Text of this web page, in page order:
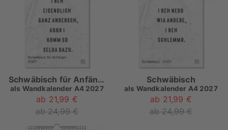
Schwäbisch für Anfänger
als Wandkalender A4 2027
ab 21,99 €
ab 24,99 €
Schwäbisch
als Wandkalender A4 2027
ab 21,99 €
ab 24,99 €